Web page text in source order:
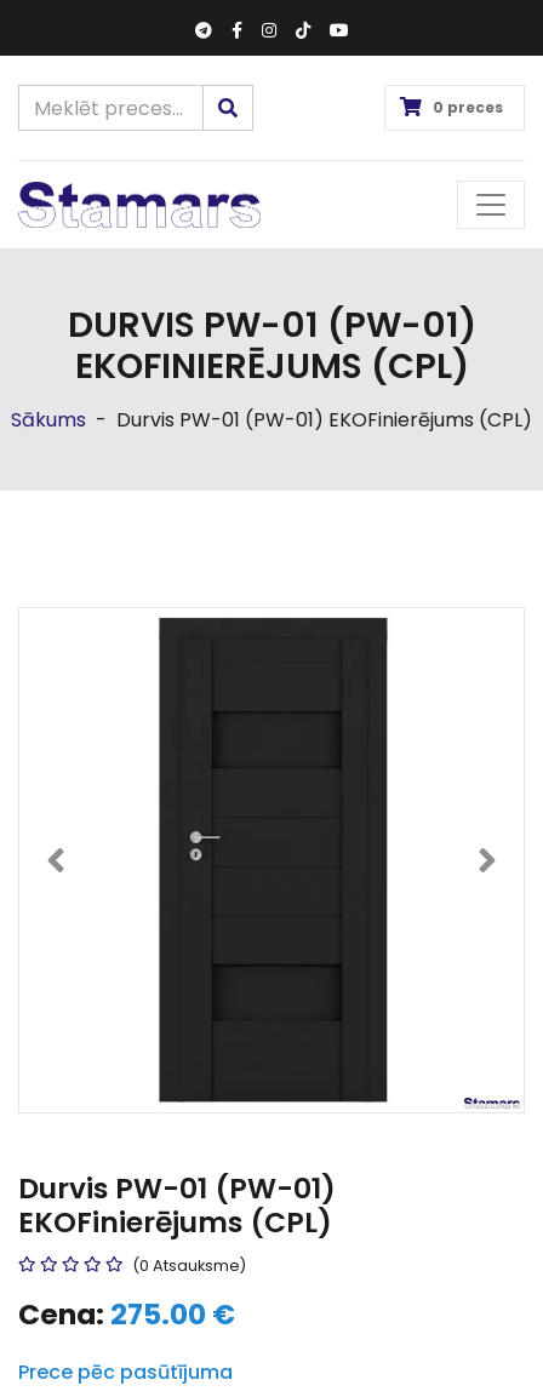
0 preces
DURVIS PW-01 (PW-01)
EKOFINIERĒJUMS (CPL)
Sākums - Durvis PW-01 (PW-01) EKOFinierējums (CPL)
Durvis PW-01 (PW-01)
EKOFinierējums (CPL)
(0 Atsauksme)
Cena: 275.00 €
Prece pēc pasūtījuma